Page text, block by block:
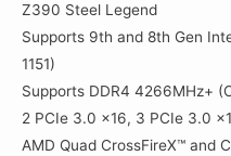
Z390 Steel Legend
Supports 9th and 8th Gen
1151)
Supports DDR4 4266MHz+
2 PCIe 3.0 x16, 3 PCIe 3.0
AMD Quad CrossFireX™ and